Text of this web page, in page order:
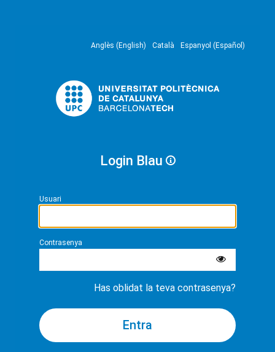
Anglès (English) Català Espanyol (Español)
Login Blau
Usuari
Contrasenya
Has oblidat la teva contrasenya?